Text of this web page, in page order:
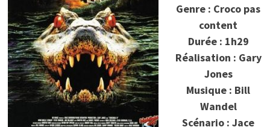
Genre : Croco pas
content
Durée : 1h29
Réalisation : Gary
Jones
Musique : Bill
Wandel
Scénario : Jace